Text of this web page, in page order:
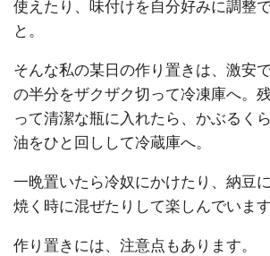
使えたり、味付けを自分好みに調整
と。
そんな私の某日の作り置きは、激安
の半分をザクザク切って冷凍庫へ。
って清潔な瓶に入れたら、かぶるく
油をひと回しして冷蔵庫へ。
一晩置いたら冷奴にかけたり、納豆
焼く時に混ぜたりして楽しんでいます
作り置きには、注意点もあります。